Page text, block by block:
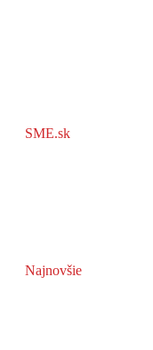
SME.sk
Najnovšie